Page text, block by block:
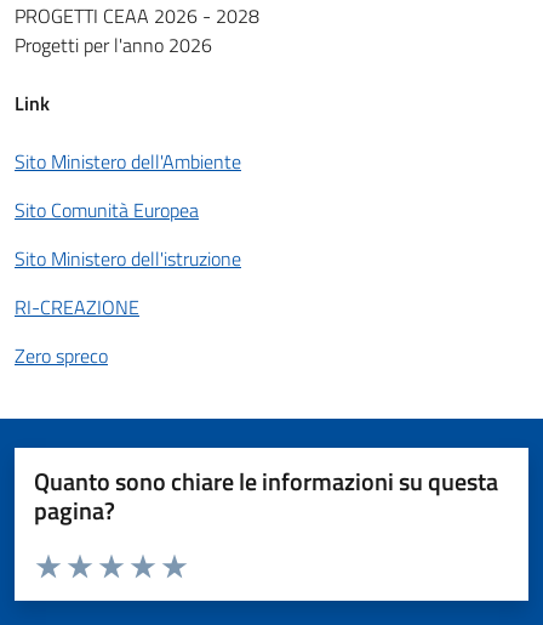
PROGETTI CEAA 2026 - 2028
Progetti per l'anno 2026
Link
Sito Ministero dell'Ambiente
Sito Comunità Europea
Sito Ministero dell'istruzione
RI-CREAZIONE
Zero spreco
Quanto sono chiare le informazioni su questa
pagina?
Valuta da 1 a 5 stelle la pagina
Valuta 5 stelle su 5
Valuta 4 stelle su 5
Valuta 3 stelle su 5
Valuta 2 stelle su 5
Valuta 1 stelle su 5